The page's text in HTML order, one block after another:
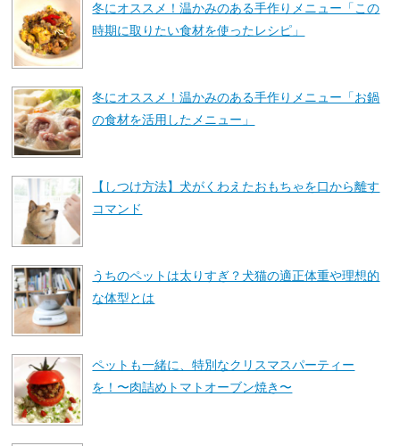
冬にオススメ！温かみのある手作りメニュー「この
時期に取りたい食材を使ったレシピ」
冬にオススメ！温かみのある手作りメニュー「お鍋
の食材を活用したメニュー」
【しつけ方法】犬がくわえたおもちゃを口から離す
コマンド
うちのペットは太りすぎ？犬猫の適正体重や理想的
な体型とは
ペットも一緒に、特別なクリスマスパーティー
を！〜肉詰めトマトオーブン焼き〜